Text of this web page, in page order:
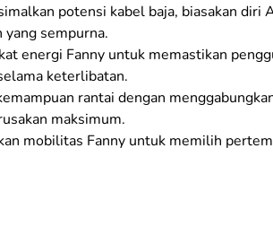
potensi kabel baja, biasakan diri
sempurna.
energi Fanny untuk memastikan
keterlibatan.
rantai dengan
maksimum.
mobilitas Fanny untuk memilih